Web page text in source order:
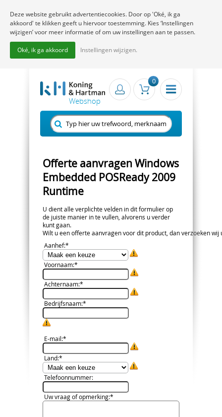
0
Offerte aanvragen Windows
Embedded POSReady 2009
Runtime
U dient alle verplichte velden in dit formulier op
de juiste manier in te vullen, alvorens u verder
kunt gaan.
Wilt u een offerte aanvragen voor dit product, dan verzoeken
Aanhef:*
Voornaam:*
Achternaam:*
Bedrijfsnaam:*
E-mail:*
Land:*
Telefoonnummer:
Uw vraag of opmerking:*
Deze website gebruikt advertentiecookies. Door op 'Oké, ik ga
akkoord' te klikken geeft u hiervoor toestemming. Kies ‘Instellingen
wijzigen’ voor meer informatie of om uw instellingen aan te passen.
Oké, ik ga akkoord Instellingen wijzigen.